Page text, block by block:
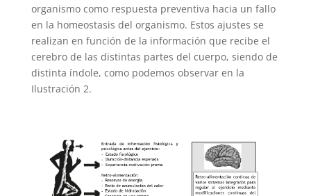
organismo como respuesta preventiva hacia un fallo
en la homeostasis del organismo. Estos ajustes se
realizan en función de la información que recibe el
cerebro de las distintas partes del cuerpo, siendo de
distinta índole, como podemos observar en la
Ilustración 2.